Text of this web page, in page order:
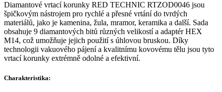
Diamantové vrtací korunky RED TECHNIC RTZOD0046 jsou
špičkovým nástrojem pro rychlé a přesné vrtání do tvrdých
materiálů, jako je kamenina, žula, mramor, keramika a další. Sada
obsahuje 9 diamantových bitů různých velikostí a adaptér HEX
M14, což umožňuje jejich použití s úhlovou bruskou. Díky
technologii vakuového pájení a kvalitnímu kovovému tělu jsou tyto
vrtací korunky extrémně odolné a efektivní.
Charakteristika: